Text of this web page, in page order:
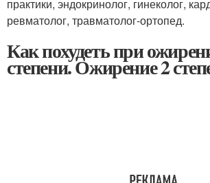
практики, эндокринолог, гинеколог,
ревматолог, травматолог-ортопед.
Как похудеть при
степени. Ожирение 2